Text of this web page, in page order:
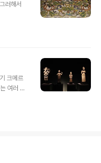
러해서
크메르
여러 화
굴 하나
모습을
P